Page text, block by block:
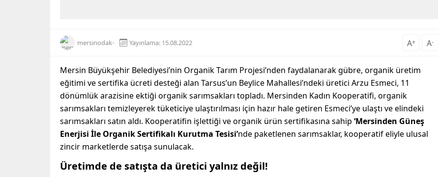
mersinodak Yayınlama: 15.08.2022 A+ A-
Mersin Büyükşehir Belediyesi’nin Organik Tarım Projesi’nden faydalanarak gübre, organik üretim
eğitimi ve sertifika ücreti desteği alan Tarsus’un Beylice Mahallesi’ndeki üretici Arzu Esmeci, 11
dönümlük arazisine ektiği organik sarımsakları topladı. Mersinden Kadın Kooperatifi, organik
sarımsakları temizleyerek tüketiciye ulaştırılması için hazır hale getiren Esmeci’ye ulaştı ve elindeki
sarımsakları satın aldı. Kooperatifin işlettiği ve organik ürün sertifikasına sahip ‘Mersinden Güneş
Enerjisi İle Organik Sertifikalı Kurutma Tesisi’nde paketlenen sarımsaklar, kooperatif eliyle ulusal
zincir marketlerde satışa sunulacak.
Üretimde de satışta da üretici yalnız değil!